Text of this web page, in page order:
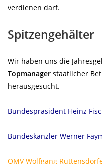
verdienen darf.
Spitzengehälter
Wir haben uns die
Topmanager staatlicher
herausgesucht.
Bundespräsident Heinz
Bundeskanzler Werner
OMV Wolfgang